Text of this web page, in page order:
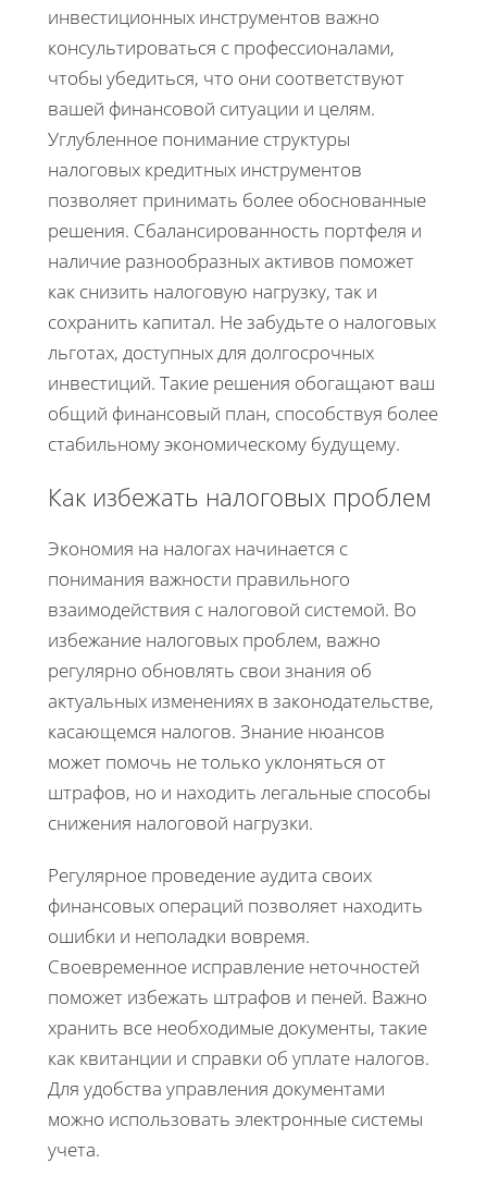
инвестиционных инструментов важно
консультироваться с профессионалами,
чтобы убедиться, что они соответствуют
вашей финансовой ситуации и целям.
Углубленное понимание структуры
налоговых кредитных инструментов
позволяет принимать более обоснованные
решения. Сбалансированность портфеля и
наличие разнообразных активов поможет
как снизить налоговую нагрузку, так и
сохранить капитал. Не забудьте о налоговых
льготах, доступных для долгосрочных
инвестиций. Такие решения обогащают ваш
общий финансовый план, способствуя более
стабильному экономическому будущему.
Как избежать налоговых проблем
Экономия на налогах начинается с
понимания важности правильного
взаимодействия с налоговой системой. Во
избежание налоговых проблем, важно
регулярно обновлять свои знания об
актуальных изменениях в законодательстве,
касающемся налогов. Знание нюансов
может помочь не только уклоняться от
штрафов, но и находить легальные способы
снижения налоговой нагрузки.
Регулярное проведение аудита своих
финансовых операций позволяет находить
ошибки и неполадки вовремя.
Своевременное исправление неточностей
поможет избежать штрафов и пеней. Важно
хранить все необходимые документы, такие
как квитанции и справки об уплате налогов.
Для удобства управления документами
можно использовать электронные системы
учета.